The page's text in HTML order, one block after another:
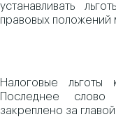
устанавливать
правовых положений
Налоговые льготы
Последнее
закреплено за главой